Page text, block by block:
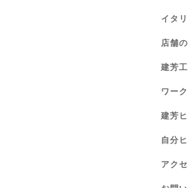
イタ
店舗
建芳
ワー
建芳
自分
アク